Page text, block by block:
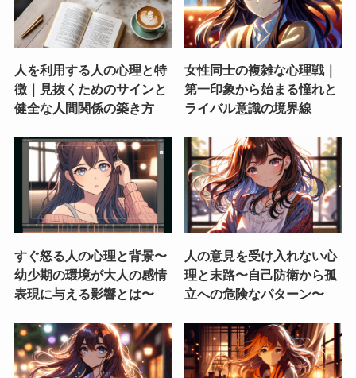
人を利用する人の心理と特
徴｜見抜くためのサインと
健全な人間関係の築き方
女性同士の複雑な心理戦｜
第一印象から始まる憧れと
ライバル意識の境界線
すぐ怒る人の心理と背景〜
幼少期の環境が大人の感情
表現に与える影響とは〜
人の意見を受け入れない心
理と末路〜自己防衛から孤
立への危険なパターン〜